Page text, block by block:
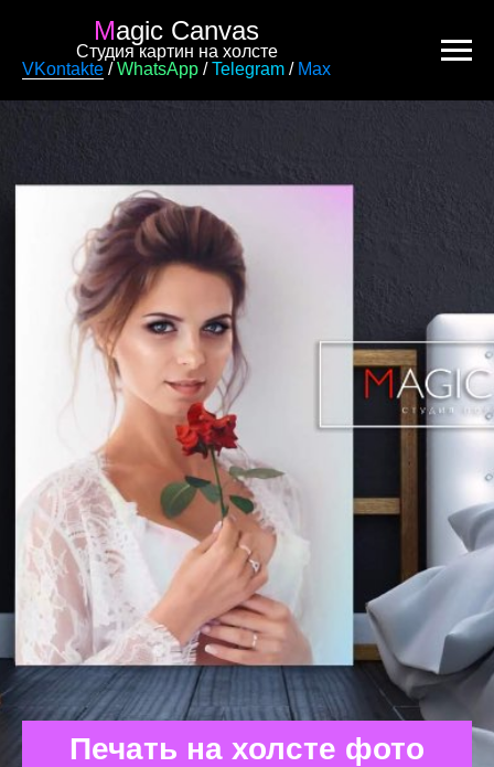
Magic Canvas
Студия картин на холсте
VKontakte /WhatsApp / Telegram / Max
Печать на холсте фото